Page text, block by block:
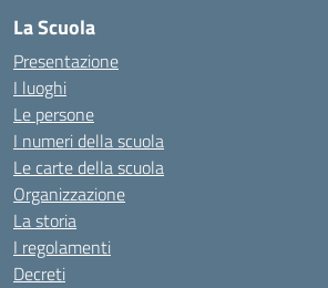
La Scuola
Presentazione
I luoghi
Le persone
I numeri della scuola
Le carte della scuola
Organizzazione
La storia
I regolamenti
Decreti